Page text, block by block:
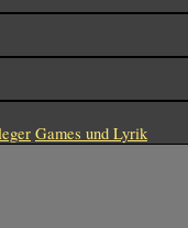
Games und Lyrik